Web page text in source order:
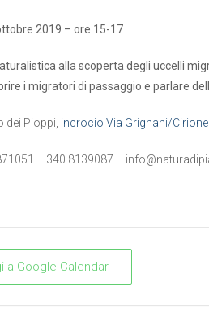
2019 – ore 15-17
alla scoperta degli uccelli
i migratori di passaggio e parlare
dei Pioppi, incrocio Via Grignani/Cirione
– 340 8139087 –
a Google Calendar